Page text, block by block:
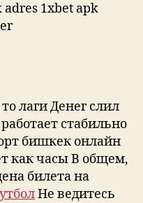
adres 1xbet apk
лаги Денег слил
стабильно
бишкек онлайн
как часы В общем,
билета на
Не ведитесь